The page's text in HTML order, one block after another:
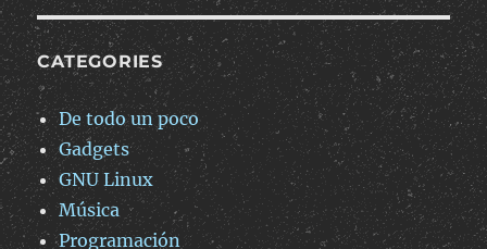
CATEGORIES
De todo un poco
Gadgets
GNU Linux
Música
Programación